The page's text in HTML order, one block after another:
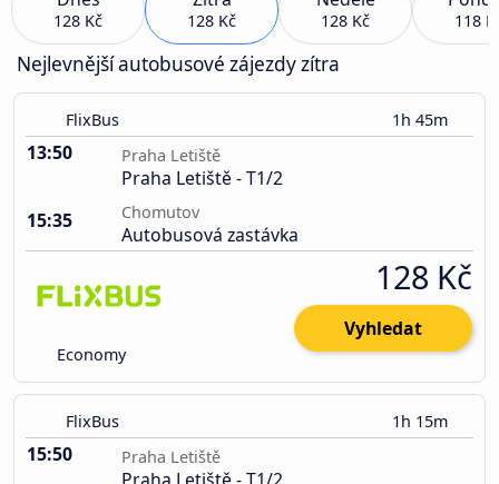
128 Kč 128 Kč 128 Kč 118
Nejlevnější autobusové zájezdy zítra
FlixBus 1h 45m
13:50 Praha Letiště
Praha Letiště - T1/2
15:35
Chomutov
Autobusová zastávka
Economy
128 Kč
Vyhledat
FlixBus 1h 15m
15:50 Praha Letiště